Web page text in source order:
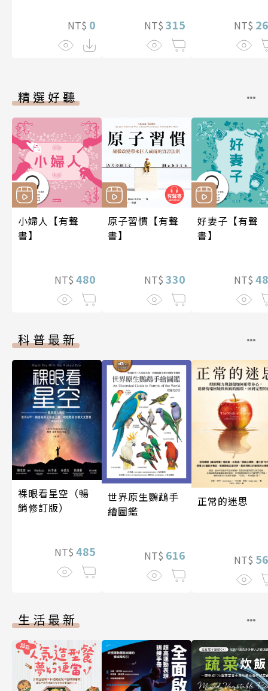
NT$ 0 NT$ 315 NT$
精選好聽
小婦人【有聲
書】
NT$ 480
原子習慣【有聲
書】
NT$ 330
好妻子【有聲
書】
NT$
科普最新
裸眼看星空（暢
銷修訂版）
NT$ 485
世界原生鸚鵡手
繪圖鑑
NT$ 616
正常的迷思
NT$
生活最新